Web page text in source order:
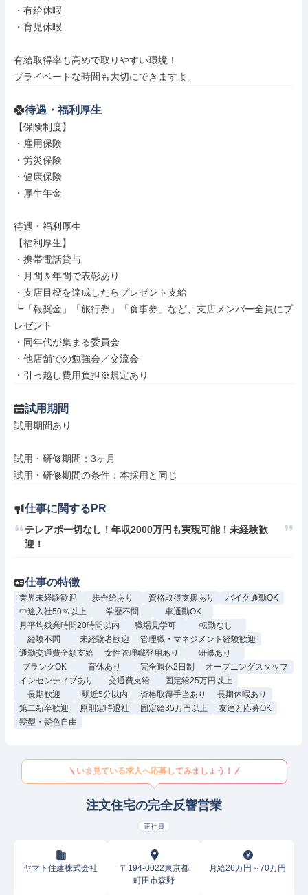
・有給休暇
・育児休暇
有給取得率も高めで取りやすい環境！
プライベートな時間も大切にできますよ。
待遇・福利厚生
【保険制度】
・雇用保険
・労災保険
・健康保険
・厚生年金
待遇・福利厚生
【福利厚生】
・携帯電話貸与
・月間＆年間で表彰あり
・支店目標を達成したらプレゼント支給
┗「報奨金」「旅行券」「食事券」など、支店メンバー全員にプ
レゼント
・同年代が集まる委員会
・他店舗での勉強会／交流会
・引っ越し費用負担※規定あり
試用期間
試用期間あり
試用・研修期間：3ヶ月
仕事に関するPR
テレアポ一切なし！年収2000万円も実現可能！未経験歓
仕事の特徴
業界未経験歓迎 歩合給あり 資格取得支援あり
バイク通勤OK
中途入社50％以上
学歴不問
車通勤OK
月平均残業時間20時間以内
職場見学可
転勤なし
経験不問
未経験者歓迎
管理職・マネジメント経験歓迎
通勤交通費全額支給
女性管理職登用あり
研修あり
ブランクOK
育休あり 完全週休2日制
オープニングスタッフ
インセンティブあり
交通費支給
固定給25万円以上
長期歓迎
駅近5分以内 資格取得手当あり
長期休暇あり
第二新卒歓迎
原則定時退社 固定給35万円以上
友達と応募OK
髪型・髪色自由
いま見ている求人へ応募してみましょう！
注文住宅の完全反響営業
正社員
ヤマト住建株式会社
〒194-0022東京都
町田市森野
月給26万円～70万円